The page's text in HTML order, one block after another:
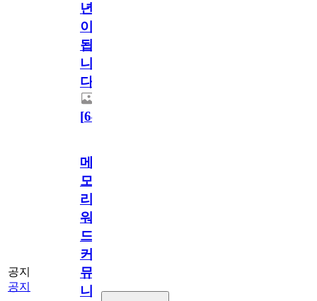
년
이
됩
니
다.
[64
공지
공지
메
모
리
워
드
커
뮤
니